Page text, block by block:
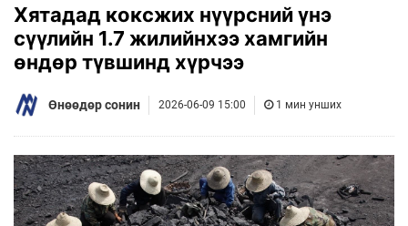
Хятадад коксжих нүүрсний үнэ
сүүлийн 1.7 жилийнхээ хамгийн
өндөр түвшинд хүрчээ
Өнөөдөр сонин 2026-06-09 15:00 1 мин унших